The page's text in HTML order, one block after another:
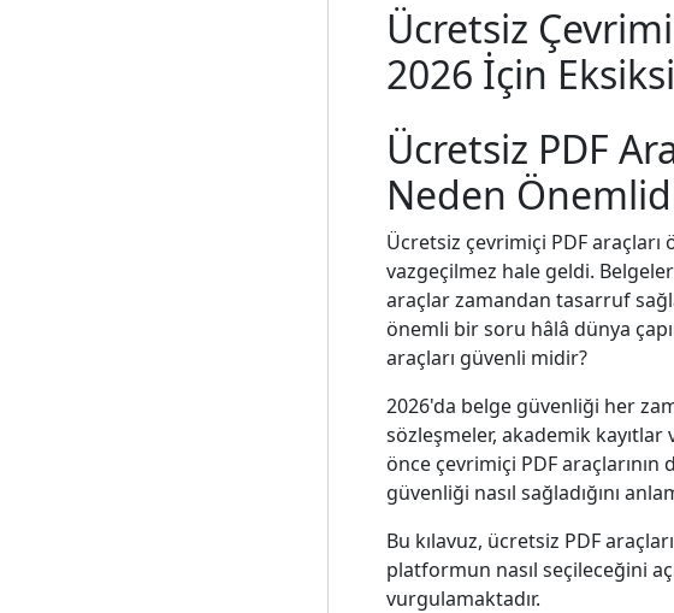
Ücretsiz
2026 İçin
Ücretsiz PDF
Neden
Ücretsiz çevrimiçi PDF
vazgeçilmez hale geldi.
araçlar zamandan tasarruf
önemli bir soru hâlâ dünya
araçları güvenli midir?
2026'da belge güvenliği her
sözleşmeler, akademik
önce çevrimiçi PDF
güvenliği nasıl sağladığını
Bu kılavuz, ücretsiz PDF
platformun nasıl seçileceğini
vurgulamaktadır.